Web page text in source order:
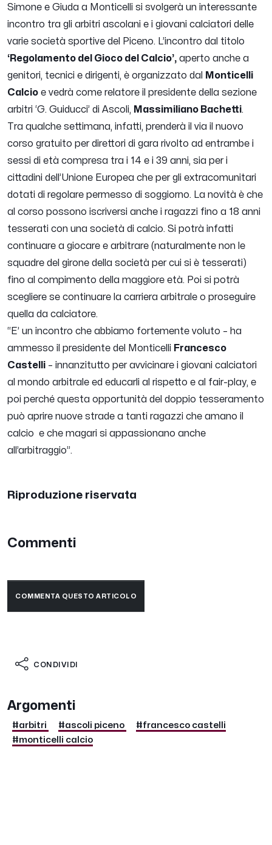
Simone e Giuda a Monticelli si svolgerà un interessante
incontro tra gli arbitri ascolani e i giovani calciatori delle
varie società sportive del Piceno. L’incontro dal titolo
‘Regolamento del Gioco del Calcio’, aperto anche a
genitori, tecnici e dirigenti, è organizzato dal
Monticelli
Calcio e vedrà come relatore il presidente della sezione
arbitri ‘G. Guiducci’ di Ascoli, Massimiliano Bachetti.
Tra qualche settimana, infatti, prenderà il via il nuovo
corso gratuito per direttori di gara rivolto ad entrambe i
sessi di età compresa tra i 14 e i 39 anni, sia per i
cittadini dell’Unione Europea che per gli extracomunitari
dotati di regolare permesso di soggiorno. La novità è che
al corso possono iscriversi anche i ragazzi fino a 18 anni
tesserati con una società di calcio. Si potrà infatti
continuare a giocare e arbitrare (naturalmente non le
squadre del girone della società per cui si è tesserati)
fino al compimento della maggiore età. Poi si potrà
scegliere se continuare la carriera arbitrale o proseguire
quella da calciatore.
“ E’ un incontro che abbiamo fortemente voluto – ha
ammesso il presidente del Monticelli Francesco
Castelli – innanzitutto per avvicinare i giovani calciatori
al mondo arbitrale ed educarli al rispetto e al fair-play, e
poi perché questa opportunità del doppio tesseramento
può aprire nuove strade a tanti ragazzi che amano il
calcio e che magari si appassionano anche
all’arbitraggio”.
Riproduzione riservata
Commenti
COMMENTA QUESTO ARTICOLO
CONDIVIDI
Argomenti
#arbitri #ascoli piceno
#francesco castelli
#monticelli calcio